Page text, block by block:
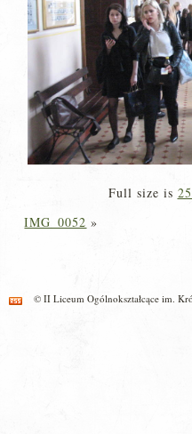
Full size is
IMG_0052 »
© II Liceum Ogólnokształcące im.